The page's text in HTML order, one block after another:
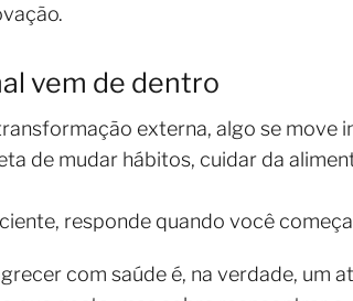
vem de dentro
externa, algo se move
de mudar hábitos, cuidar da
responde quando você
com saúde é, na verdade, um